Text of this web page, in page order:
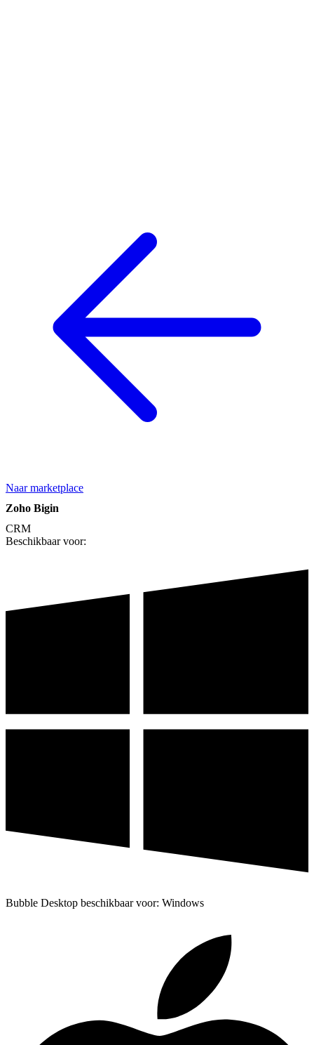
Naar marketplace
Zoho Bigin
CRM
Beschikbaar voor:
Bubble Desktop beschikbaar voor: Windows